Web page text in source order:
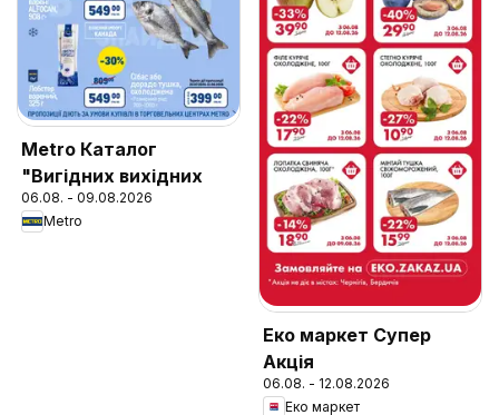
Metro Каталог
"Вигідних вихідних
06.08. - 09.08.2026
Metro
Еко маркет Супер
Акція
06.08. - 12.08.2026
Еко маркет